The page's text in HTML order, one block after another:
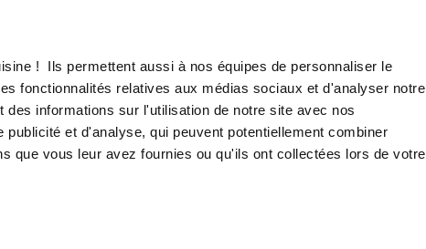
! Ils permettent aussi à nos équipes de personnaliser le
fonctionnalités relatives aux médias sociaux et d'analyser notre
des informations sur l'utilisation de notre site avec nos
publicité et d'analyse, qui peuvent potentiellement combiner
que vous leur avez fournies ou qu'ils ont collectées lors de votre
Bisque de fruits de mer
plats